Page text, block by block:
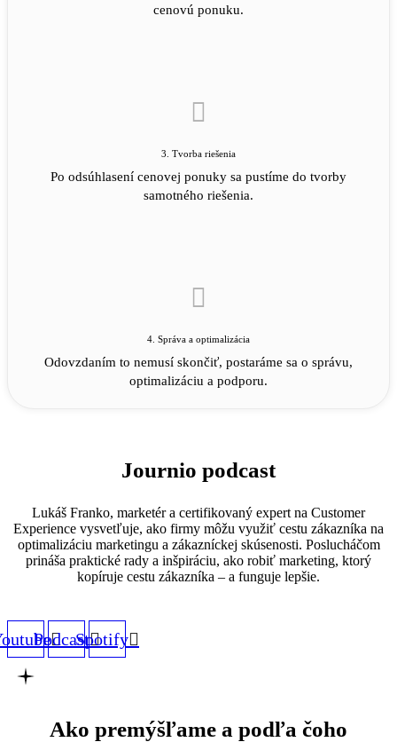
cenovú ponuku.
3. Tvorba riešenia
Po odsúhlasení cenovej ponuky sa pustíme do tvorby
samotného riešenia.
4. Správa a optimalizácia
Odovzdaním to nemusí skončiť, postaráme sa o správu,
optimalizáciu a podporu.
Journio podcast
Lukáš Franko, marketér a certifikovaný expert na Customer
Experience vysvetľuje, ako firmy môžu využiť cestu zákazníka na
optimalizáciu marketingu a zákazníckej skúsenosti. Poslucháčom
prináša praktické rady a inšpiráciu, ako robiť marketing, ktorý
kopíruje cestu zákazníka – a funguje lepšie.
PodcastSpotify
Ako premýšľame a podľa čoho